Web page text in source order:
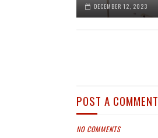
DECEMBER 12, 2023
POST A COMMENT
NO COMMENTS